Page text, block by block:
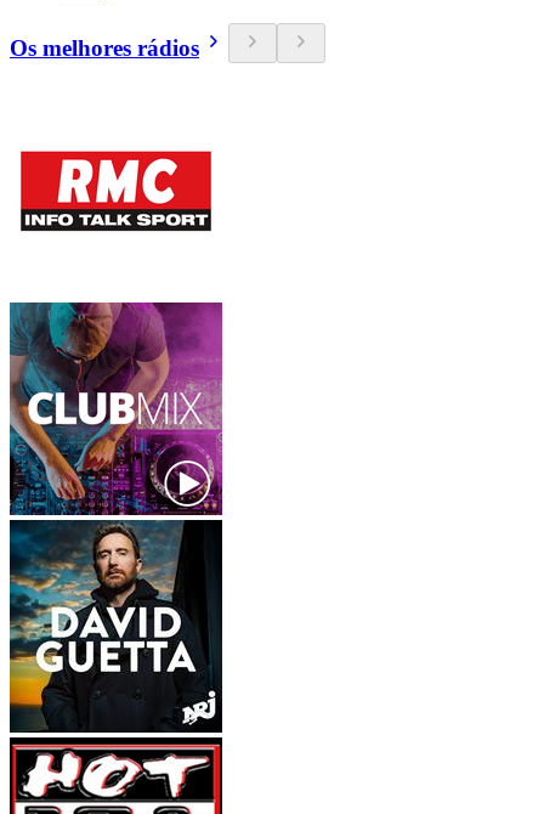
Os melhores rádios